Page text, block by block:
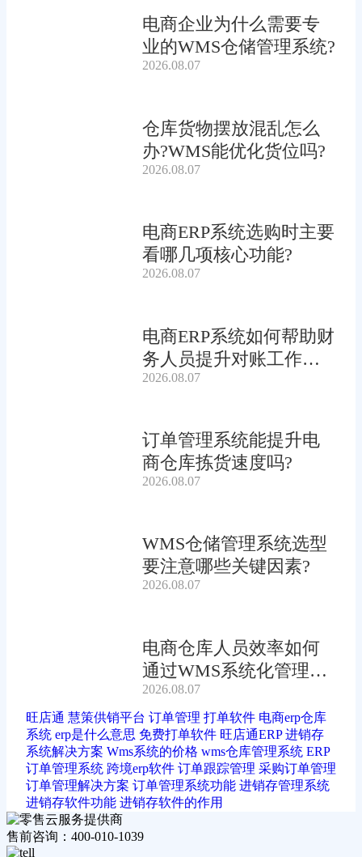
电商企业为什么需要专
业的WMS仓储管理系统?
2026.08.07
仓库货物摆放混乱怎么
办?WMS能优化货位吗?
2026.08.07
电商ERP系统选购时主要
看哪几项核心功能?
2026.08.07
电商ERP系统如何帮助财
务人员提升对账工作效
率?
2026.08.07
订单管理系统能提升电
商仓库拣货速度吗?
2026.08.07
WMS仓储管理系统选型
要注意哪些关键因素?
2026.08.07
电商仓库人员效率如何
通过WMS系统化管理提
升?
2026.08.07
旺店通 慧策供销平台 订单管理 打单软件 电商erp仓库
系统 erp是什么意思 免费打单软件 旺店通ERP 进销存
系统解决方案 Wms系统的价格 wms仓库管理系统 ERP
订单管理系统 跨境erp软件 订单跟踪管理 采购订单管理
订单管理解决方案 订单管理系统功能 进销存管理系统
进销存软件功能 进销存软件的作用
售前咨询：400-010-1039